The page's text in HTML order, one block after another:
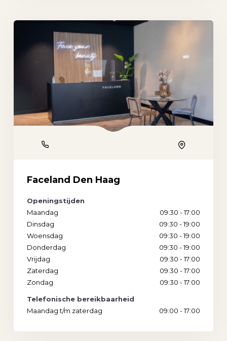
Faceland Den Haag
Openingstijden
Maandag
09:30 - 17:00
Dinsdag
09:30 - 19:00
Woensdag
09:30 - 19:00
Donderdag
09:30 - 19:00
Vrijdag
09:30 - 17:00
Zaterdag
09:30 - 17:00
Zondag
09:30 - 17:00
Telefonische bereikbaarheid
Maandag t/m zaterdag
09:00 - 17:00